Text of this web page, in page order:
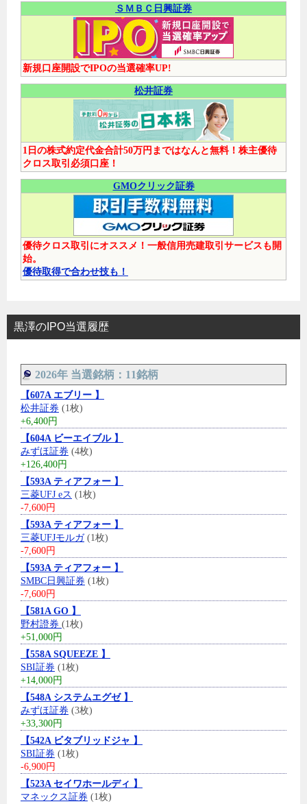
ＳＭＢＣ日興証券
新規口座開設でIPOの当選確率UP!
松井証券
1日の株式約定代金合計50万円まではなんと無料！株主優待
クロス取引必須口座！
GMOクリック証券
優待クロス取引にオススメ！一般信用売建取引サービスも開
始。
優待取得で合わせ技も！
黒澤のIPO当選履歴
2026年 当選銘柄：11銘柄
【607A エブリー 】
松井証券 (1枚)
+6,400円
【604A ビーエイブル 】
みずほ証券 (4枚)
+126,400円
【593A ティアフォー 】
三菱UFJ eス (1枚)
-7,600円
【593A ティアフォー 】
三菱UFJモルガ(1枚)
-7,600円
【593A ティアフォー 】
SMBC日興証券 (1枚)
-7,600円
【581A GO 】
野村證券 (1枚)
+51,000円
【558A SQUEEZE 】
SBI証券 (1枚)
+14,000円
【548A システムエグゼ 】
みずほ証券 (3枚)
+33,300円
【542A ビタブリッドジャ 】
SBI証券 (1枚)
-6,900円
【523A セイワホールディ 】
マネックス証券 (1枚)